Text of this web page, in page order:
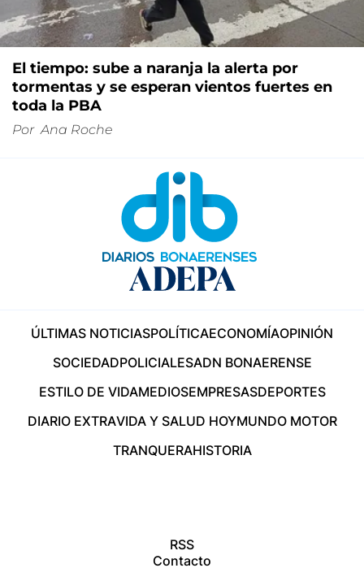
El tiempo: sube a naranja la alerta por
tormentas y se esperan vientos fuertes en
toda la PBA
Por Ana Roche
ÚLTIMAS NOTICIASPOLÍTICAECONOMÍAOPINIÓN
SOCIEDADPOLICIALESADN BONAERENSE
ESTILO DE VIDAMEDIOSEMPRESASDEPORTES
DIARIO EXTRAVIDA Y SALUD HOYMUNDO MOTOR
TRANQUERAHISTORIA
RSS
Contacto